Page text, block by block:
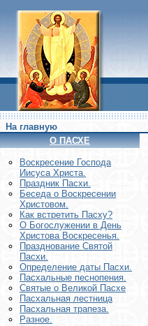
На главную
О ПАСХЕ
Воскреcение Господа
Иисуса Христа.
Праздник Пасхи.
Беседа о Воскресении
Христовом.
Как встретить Пасху?
О Богослужении в День
Христова Воскресенья.
Празднование Святой
Пасхи.
Определение даты Пасхи.
Пасхальные песнопения.
Святые о Великой Пасхе
Пасхальная лестница
Пасхальная трапеза.
Разное.